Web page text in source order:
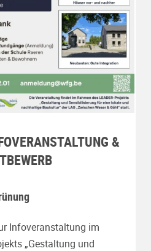
&
Infoveranstaltung im
„Gestaltung und